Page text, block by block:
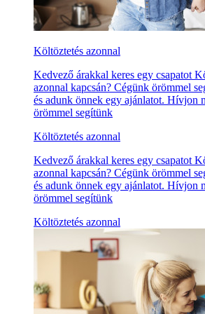
Költöztetés azonnal
Kedvező árakkal keres egy csapatot
azonnal kapcsán? Cégünk örömmel
és adunk önnek egy ajánlatot. Hívjon
örömmel segítünk
Költöztetés azonnal
Kedvező árakkal keres egy csapatot
azonnal kapcsán? Cégünk örömmel
és adunk önnek egy ajánlatot. Hívjon
örömmel segítünk
Költöztetés azonnal